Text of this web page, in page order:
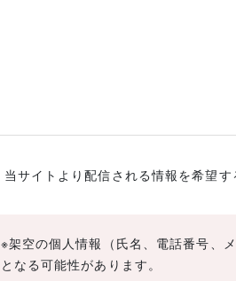
当サイトより配信される情報を希望
※架空の個人情報（氏名、電話番号、
となる可能性があります。